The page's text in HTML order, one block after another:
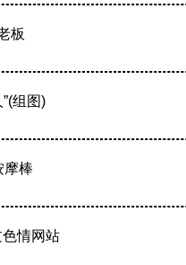
板
组图)
摩棒
情网站